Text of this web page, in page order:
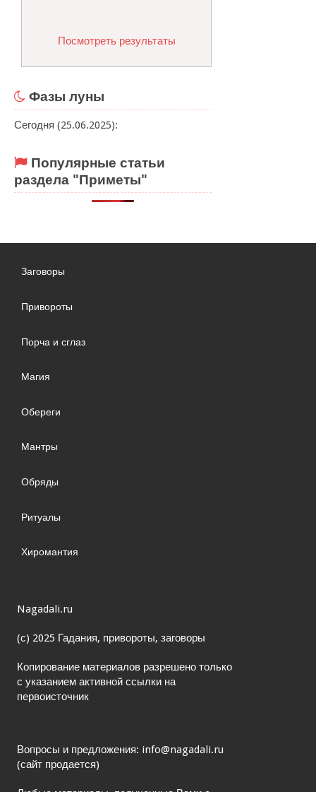
Посмотреть результаты
Фазы луны
Сегодня (25.06.2025):
Популярные статьи
раздела "Приметы"
Заговоры
Привороты
Порча и сглаз
Магия
Обереги
Мантры
Обряды
Ритуалы
Хиромантия
Nagadali.ru
(с) 2025 Гадания, привороты, заговоры
Копирование материалов разрешено только
с указанием активной ссылки на
первоисточник
Вопросы и предложения: info@nagadali.ru
(сайт продается)